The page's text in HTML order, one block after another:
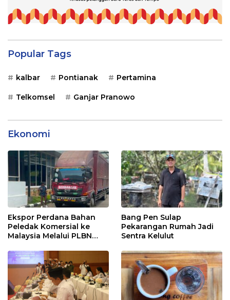
Popular Tags
kalbar Pontianak Pertamina
Telkomsel Ganjar Pranowo
Ekonomi
Ekspor Perdana Bahan
Peledak Komersial ke
Malaysia Melalui PLBN
Bang Pen Sulap
Pekarangan Rumah Jadi
Sentra Kelulut